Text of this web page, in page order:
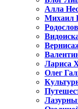
Алла
Михаил
Лариса
Олег